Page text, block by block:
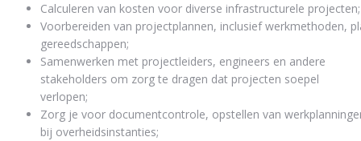
Calculeren van kosten voor diverse infrastructurele projecten;
Voorbereiden van projectplannen, inclusief werkmethoden,
gereedschappen;
Samenwerken met projectleiders, engineers en andere
stakeholders om zorg te dragen dat projecten soepel
verlopen;
Zorg je voor documentcontrole, opstellen van
bij overheidsinstanties;